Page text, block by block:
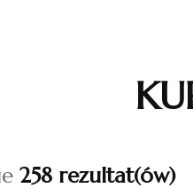
258 rezultat(ów)